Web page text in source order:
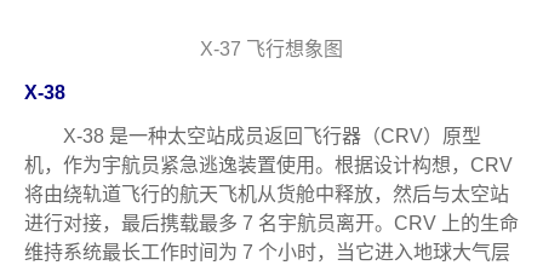
X-37 飞行想象图
X-38
X-38 是一种太空站成员返回飞行器（CRV）原型
机，作为宇航员紧急逃逸装置使用。根据设计构想，CRV
将由绕轨道飞行的航天飞机从货舱中释放，然后与太空站
进行对接，最后携载最多 7 名宇航员离开。CRV 上的生命
维持系统最长工作时间为 7 个小时，当它进入地球大气层